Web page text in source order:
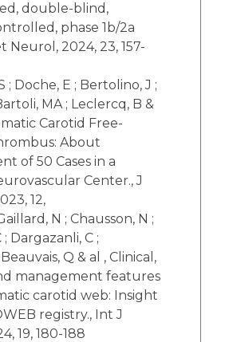
double-blind,
phase 1b/2a
Neurol, 2024, 23, 157-
; Doche, E ; Bertolino, J ;
MA ; Leclercq, B &
Carotid Free-
About
of 50 Cases in a
Center., J
12,
N ; Chausson, N ;
Dargazanli, C ;
Q & al , Clinical,
management features
carotid web: Insight
registry., Int J
19, 180-188